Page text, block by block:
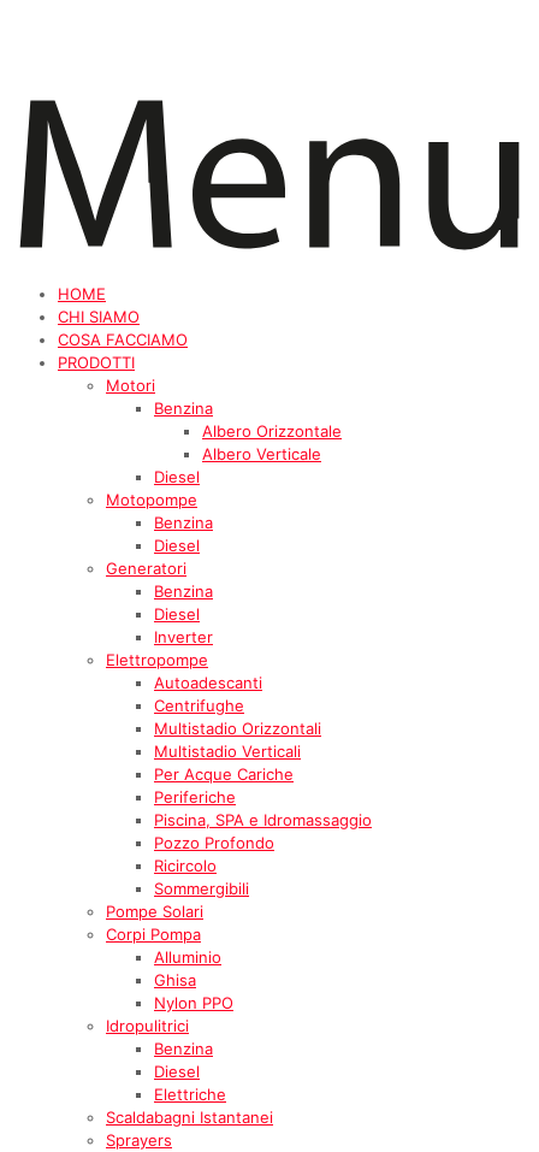
HOME
CHI SIAMO
COSA FACCIAMO
PRODOTTI
Motori
Benzina
Albero Orizzontale
Albero Verticale
Diesel
Motopompe
Benzina
Diesel
Generatori
Benzina
Diesel
Inverter
Elettropompe
Autoadescanti
Centrifughe
Multistadio Orizzontali
Multistadio Verticali
Per Acque Cariche
Periferiche
Piscina, SPA e Idromassaggio
Pozzo Profondo
Ricircolo
Sommergibili
Pompe Solari
Corpi Pompa
Alluminio
Ghisa
Nylon PPO
Idropulitrici
Benzina
Diesel
Elettriche
Scaldabagni Istantanei
Sprayers